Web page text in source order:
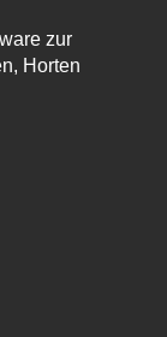
zur
Horten